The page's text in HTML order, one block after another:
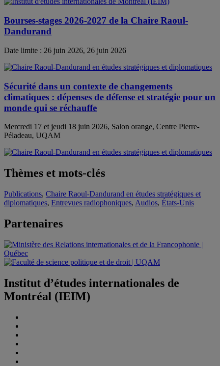
Bourses-stages 2026-2027 de la Chaire Raoul-
Dandurand
Date limite : 26 juin 2026, 26 juin 2026
Sécurité dans un contexte de changements
climatiques : dépenses de défense et stratégie pour un
monde qui se réchauffe
Mercredi 17 et jeudi 18 juin 2026, Salon orange, Centre Pierre-
Péladeau, UQAM
Thèmes et mots-clés
Publications, Chaire Raoul-Dandurand en études stratégiques et
diplomatiques, Entrevues radiophoniques, Audios, États-Unis
Partenaires
Institut d’études internationales de
Montréal (IEIM)